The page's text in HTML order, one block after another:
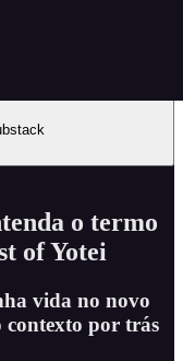
o termo
of Yotei
vida no novo
contexto por trás